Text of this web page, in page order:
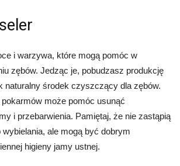
i warzywa, które mogą pomóc w
zębów. Jedząc je, pobudzasz produkcję
naturalny środek czyszczący dla zębów.
może pomóc usunąć
i przebarwienia. Pamiętaj, że nie zastąpią
wybielania, ale mogą być dobrym
higieny jamy ustnej.